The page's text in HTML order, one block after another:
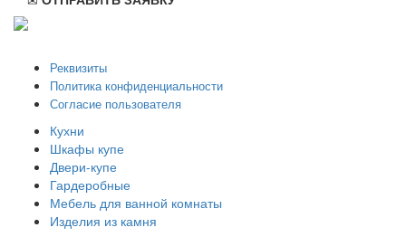
Реквизиты
Политика конфиденциальности
Согласие пользователя
Кухни
Шкафы купе
Двери-купе
Гардеробные
Мебель для ванной комнаты
Изделия из камня